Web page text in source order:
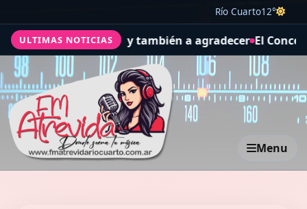
Río Cuarto12°
ULTIMAS NOTICIAS
y también a agradecer El Concejo Deliberante
Menu